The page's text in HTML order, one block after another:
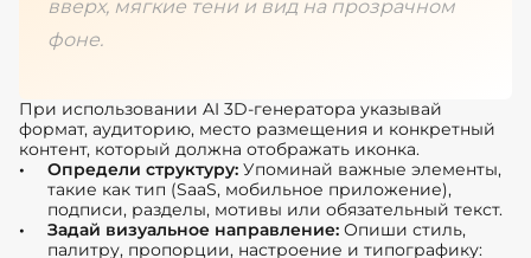
вверх, мягкие тени и вид на прозрачном
фоне.
При использовании AI 3D-генератора указывай
формат, аудиторию, место размещения и конкретный
контент, который должна отображать иконка.
Определи структуру: Упоминай важные элементы,
такие как тип (SaaS, мобильное приложение),
подписи, разделы, мотивы или обязательный текст.
Задай визуальное направление: Опиши стиль,
палитру, пропорции, настроение и типографику: